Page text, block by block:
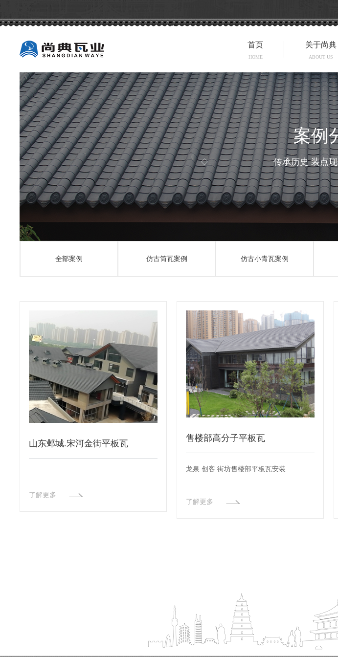
首页
HOME
关于尚典
ABOUT US
案例
传承历史 装点
全部案例 仿古筒瓦案例 仿古小青瓦案例
山东邺城.宋河金街平板瓦
了解更多
售楼部高分子平板瓦
龙泉 创客.街坊售楼部平板瓦安装
了解更多